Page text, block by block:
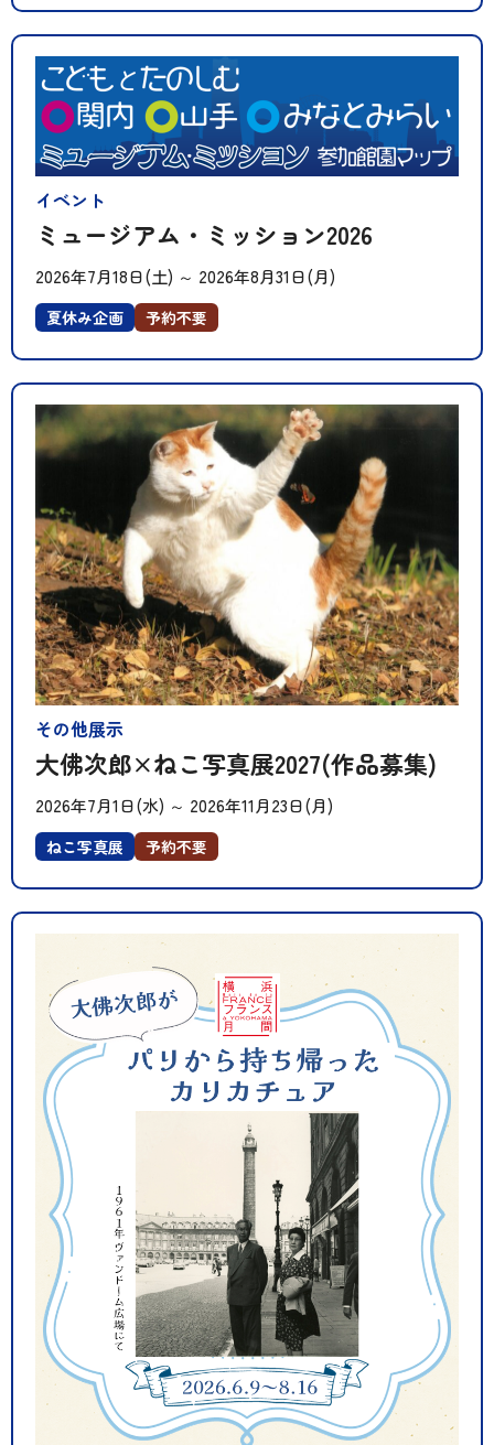
ミュージアム・ミッション2026
イベント
2026年7月18日(土) ～ 2026年8月31日(月)
夏休み企画 予約不要
大佛次郎×ねこ写真展2027(作品募集)
その他展示
2026年7月1日(水) ～ 2026年11月23日(月)
ねこ写真展 予約不要